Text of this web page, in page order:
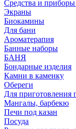
Средства и приборы
Экраны
Биокамины
Для бани
Ароматерапия
Банные наборы
БАНЯ
Бондарные изделия
Камни в каменку
Обереги
Для приготовления
Мангалы, барбекю
Печи под казан
Посуда